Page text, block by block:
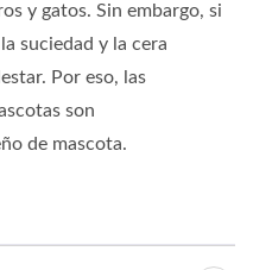
y gatos. Sin embargo, si
suciedad y la cera
Por eso, las
son
de mascota.